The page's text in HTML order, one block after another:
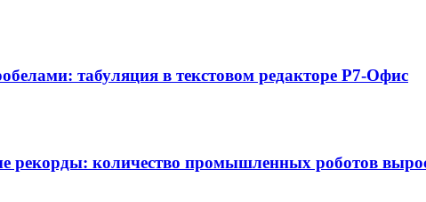
табуляция в текстовом редакторе Р7-Офис
рекорды: количество промышленных роботов